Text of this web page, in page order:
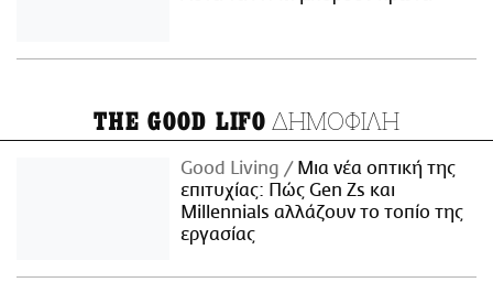
THE GOOD LIFO ΔΗΜΟΦΙΛΗ
Good Living
Μια νέα οπτική της
επιτυχίας: Πώς Gen Zs και
Millennials αλλάζουν το τοπίο της
εργασίας